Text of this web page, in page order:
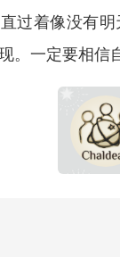
过着像没有
。一定要相信